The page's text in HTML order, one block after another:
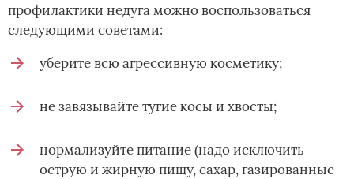
профилактики недуга можно воспользоваться
следующими советами:
уберите всю агрессивную косметику;
не завязывайте тугие косы и хвосты;
нормализуйте питание (надо исключить
острую и жирную пищу, сахар, газированные